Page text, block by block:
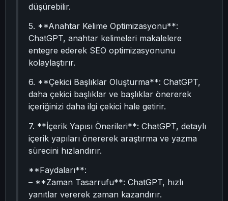
düşürebilir.
5. **Anahtar Kelime Optimizasyonu**:
ChatGPT, anahtar kelimeleri makalelere
entegre ederek SEO optimizasyonunu
kolaylaştırır.
6. **Çekici Başlıklar Oluşturma**: ChatGPT,
daha çekici başlıklar ve başlıklar önererek
içeriğinizi daha ilgi çekici hale getirir.
7. **İçerik Yapısı Önerileri**: ChatGPT, detaylı
içerik yapıları önererek araştırma ve yazma
sürecini hızlandırır.
**Faydaları**:
– **Zaman Tasarrufu**: ChatGPT, hızlı
yanıtlar vererek zaman kazandırır.